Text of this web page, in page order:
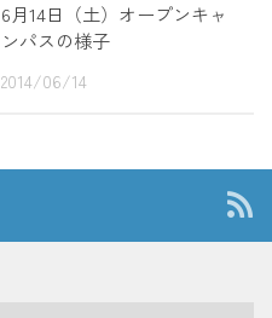
6月14日（土）オープンキャ
ンパスの様子
2014/06/14